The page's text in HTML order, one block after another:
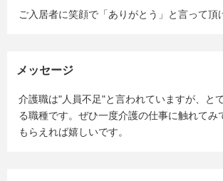
ご入居者に笑顔で「ありがとう」と言って頂
メッセージ
介護職は"人員不足"と言われていますが、と
る職種です。ぜひ一度介護の仕事に触れてみ
もらえれば嬉しいです。